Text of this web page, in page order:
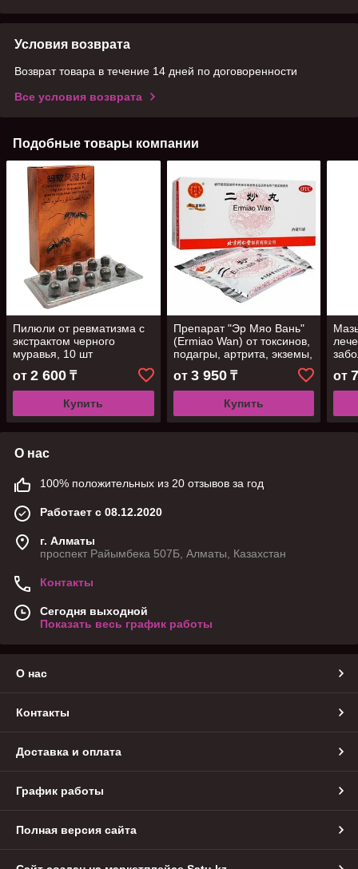
Условия возврата
Возврат товара в течение 14 дней по договоренности
Все условия возврата
Подобные товары компании
Пилюли от ревматизма с
экстрактом черного
муравья, 10 шт
от 2 600 ₸
Купить
Препарат "Эр Мяо Вань"
(Ermiao Wan) от токсинов,
подагры, артрита, экземы,
грибковой инфекции, 12
пакетиков
от 3 950₸
Купить
от
О нас
100% положительных из 20 отзывов за год
Работает с 08.12.2020
г. Алматы
проспект Райымбека 507Б, Алматы, Казахстан
Контакты
Сегодня выходной
Показать весь график работы
О нас
Контакты
Доставка и оплата
График работы
Полная версия сайта